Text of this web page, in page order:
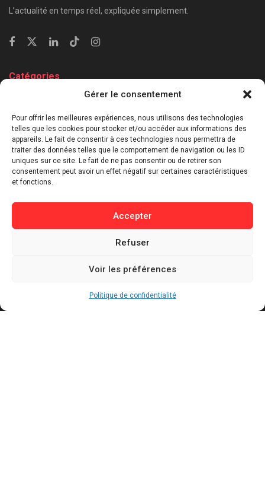
Gérer le consentement
Pour offrir les meilleures expériences, nous utilisons des technologies
telles que les cookies pour stocker et/ou accéder aux informations des
appareils. Le fait de consentir à ces technologies nous permettra de
traiter des données telles que le comportement de navigation ou les ID
uniques sur ce site. Le fait de ne pas consentir ou de retirer son
consentement peut avoir un effet négatif sur certaines caractéristiques
et fonctions.
Accepter
Refuser
Voir les préférences
Politique de confidentialité
L’actualité en temps réel, expliquée simplement.
Catégories
Économie & Business
⁠Culture & Divertissement
⁠Tech & Innovation
Sport
Lifestyle
Politique de confidentialité
Politique de cookies